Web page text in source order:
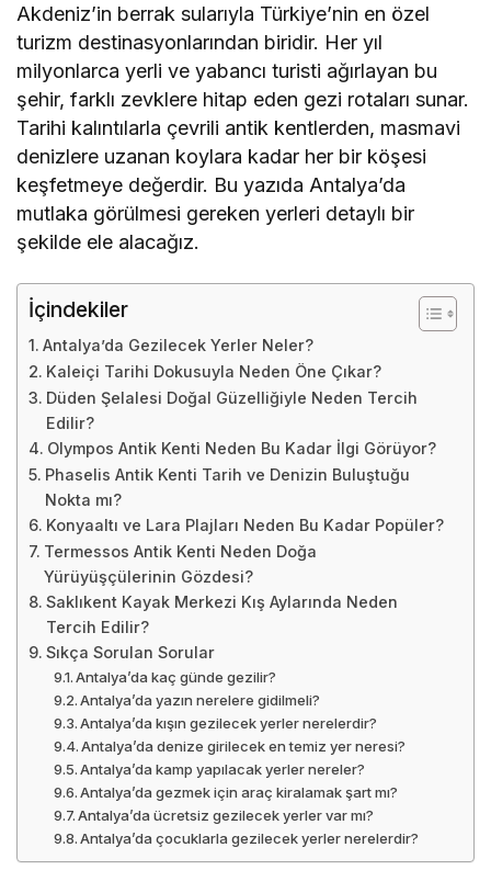
Akdeniz’in berrak sularıyla Türkiye’nin en özel
turizm destinasyonlarından biridir. Her yıl
milyonlarca yerli ve yabancı turisti ağırlayan bu
şehir, farklı zevklere hitap eden gezi rotaları sunar.
Tarihi kalıntılarla çevrili antik kentlerden, masmavi
denizlere uzanan koylara kadar her bir köşesi
keşfetmeye değerdir. Bu yazıda Antalya’da
mutlaka görülmesi gereken yerleri detaylı bir
şekilde ele alacağız.
İçindekiler
Antalya’da Gezilecek Yerler Neler?
Kaleiçi Tarihi Dokusuyla Neden Öne Çıkar?
Düden Şelalesi Doğal Güzelliğiyle Neden Tercih
Edilir?
Olympos Antik Kenti Neden Bu Kadar İlgi Görüyor?
Phaselis Antik Kenti Tarih ve Denizin Buluştuğu
Nokta mı?
Konyaaltı ve Lara Plajları Neden Bu Kadar Popüler?
Termessos Antik Kenti Neden Doğa
Yürüyüşçülerinin Gözdesi?
Saklıkent Kayak Merkezi Kış Aylarında Neden
Tercih Edilir?
Sıkça Sorulan Sorular
Antalya’da kaç günde gezilir?
Antalya’da yazın nerelere gidilmeli?
Antalya’da kışın gezilecek yerler nerelerdir?
Antalya’da denize girilecek en temiz yer neresi?
Antalya’da kamp yapılacak yerler nereler?
Antalya’da gezmek için araç kiralamak şart mı?
Antalya’da ücretsiz gezilecek yerler var mı?
Antalya’da çocuklarla gezilecek yerler nerelerdir?